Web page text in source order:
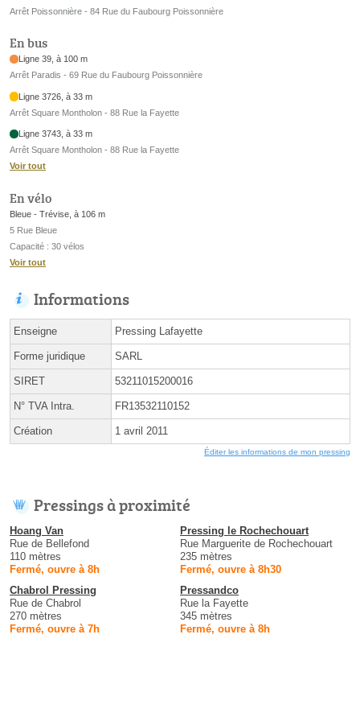
Arrêt Poissonnière - 84 Rue du Faubourg Poissonnière
En bus
Ligne 39, à 100 m
Arrêt Paradis - 69 Rue du Faubourg Poissonnière
Ligne 3726, à 33 m
Arrêt Square Montholon - 88 Rue la Fayette
Ligne 3743, à 33 m
Arrêt Square Montholon - 88 Rue la Fayette
Voir tout
En vélo
Bleue - Trévise, à 106 m
5 Rue Bleue
Capacité : 30 vélos
Voir tout
Informations
Enseigne Pressing Lafayette
Forme juridique SARL
SIRET 53211015200016
N° TVA Intra. FR13532110152
Création 1 avril 2011
Éditer les informations de mon pressing
Pressings à proximité
Hoang Van
Rue de Bellefond
110 mètres
Fermé, ouvre à 8h
Pressing le Rochechouart
Rue Marguerite de Rochechouart
235 mètres
Fermé, ouvre à 8h30
Chabrol Pressing
Rue de Chabrol
270 mètres
Fermé, ouvre à 7h
Pressandco
Rue la Fayette
345 mètres
Fermé, ouvre à 8h